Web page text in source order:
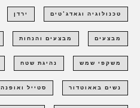
טכנולוגיה וגאדג'טים ירדן
מבצעים מבצעים והנחות
משקפי שמש נהיגת שטח
נשים באאוטדור סטייל ואופנה